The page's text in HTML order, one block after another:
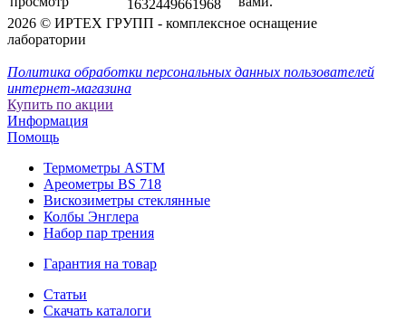
1632449661968
2026 © ИРТЕХ ГРУПП - комплексное оснащение
лаборатории
Политика обработки персональных данных пользователей
интернет-магазина
Купить по акции
Информация
Помощь
Термометры ASTM
Ареометры BS 718
Вискозиметры стеклянные
Колбы Энглера
Набор пар трения
Гарантия на товар
Статьи
Скачать каталоги